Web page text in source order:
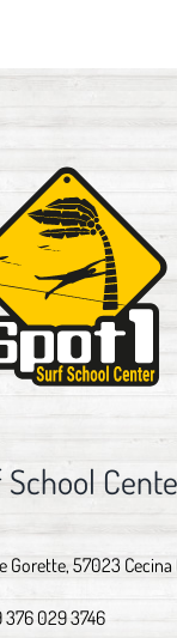
Gorette, 57023 Cecina
376 029 3746